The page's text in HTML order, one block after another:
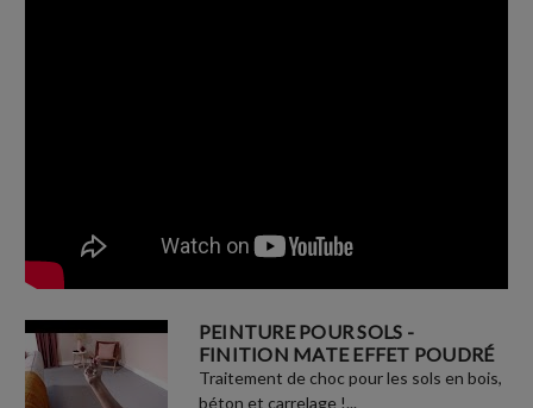
PEINTURE POUR SOLS -
FINITION MATE EFFET POUDRÉ
Traitement de choc pour les sols en bois,
béton et carrelage !...